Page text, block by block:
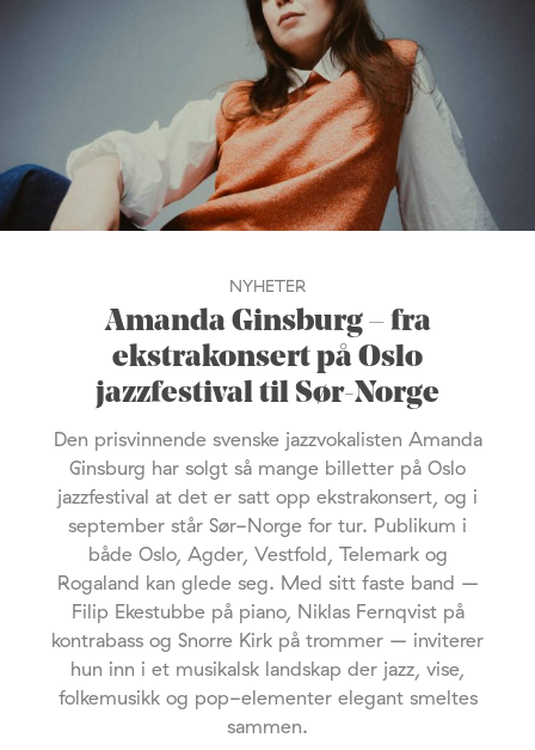
NYHETER
Amanda Ginsburg – fra
ekstrakonsert på Oslo
jazzfestival til Sør-Norge
Den prisvinnende svenske jazzvokalisten Amanda
Ginsburg har solgt så mange billetter på Oslo
jazzfestival at det er satt opp ekstrakonsert, og i
september står Sør-Norge for tur. Publikum i
både Oslo, Agder, Vestfold, Telemark og
Rogaland kan glede seg. Med sitt faste band –
Filip Ekestubbe på piano, Niklas Fernqvist på
kontrabass og Snorre Kirk på trommer – inviterer
hun inn i et musikalsk landskap der jazz, vise,
folkemusikk og pop-elementer elegant smeltes
sammen.